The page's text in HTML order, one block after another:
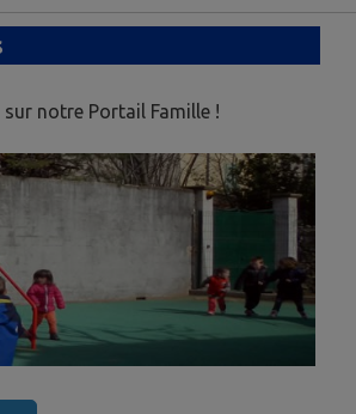
notre Portail Famille !